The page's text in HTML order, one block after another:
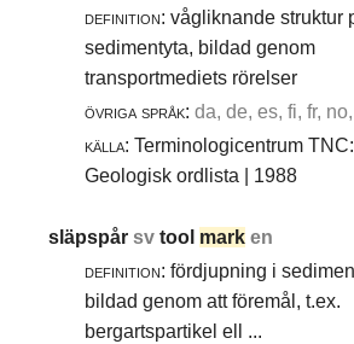
definition: vågliknande struktur
sedimentyta, bildad genom
transportmediets rörelser
övriga språk: da, de, es, fi, fr,
källa: Terminologicentrum TNC:
Geologisk ordlista | 1988
släpspårsvtool mark en
definition: fördjupning i
bildad genom att föremål, t.ex.
bergartspartikel ell ...